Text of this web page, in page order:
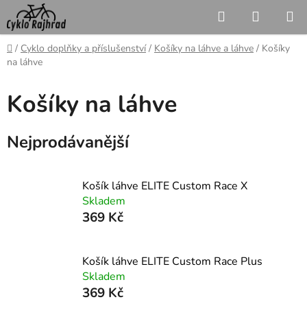
Přejít
na
obsah
Hledat
KOŠÍK
Domů
/ Cyklo doplňky a příslušenství / Košíky na láhve a láhve / Košíky
na láhve
Košíky na láhve
Nejprodávanější
Košík láhve ELITE Custom Race X
Skladem
369 Kč
Košík láhve ELITE Custom Race Plus
Skladem
369 Kč